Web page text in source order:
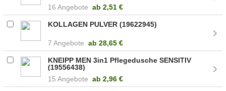
16 Angebote ab 2,51 €
KOLLAGEN PULVER (19622945)
7 Angebote ab 28,65 €
KNEIPP MEN 3in1 Pflegedusche SENSITIV
(19556438)
15 Angebote ab 2,96 €